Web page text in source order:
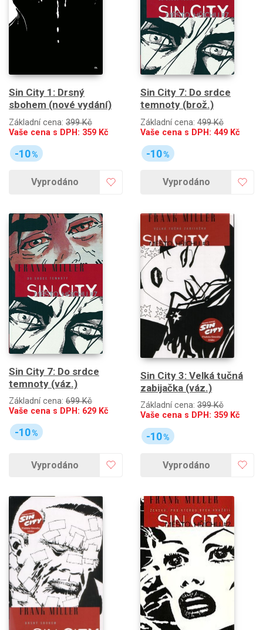
Sin City 1: Drsný
sbohem (nové vydání)
Základní cena: 399 Kč
Vaše cena s DPH: 359 Kč
-10%
Vyprodáno
Sin City 7: Do srdce
temnoty (brož.)
Základní cena: 499 Kč
Vaše cena s DPH: 449 Kč
-10%
Vyprodáno
Sin City 7: Do srdce
temnoty (váz.)
Základní cena: 699 Kč
Vaše cena s DPH: 629 Kč
-10%
Vyprodáno
Sin City 3: Velká tučná
zabijačka (váz.)
Základní cena: 399 Kč
Vaše cena s DPH: 359 Kč
-10%
Vyprodáno